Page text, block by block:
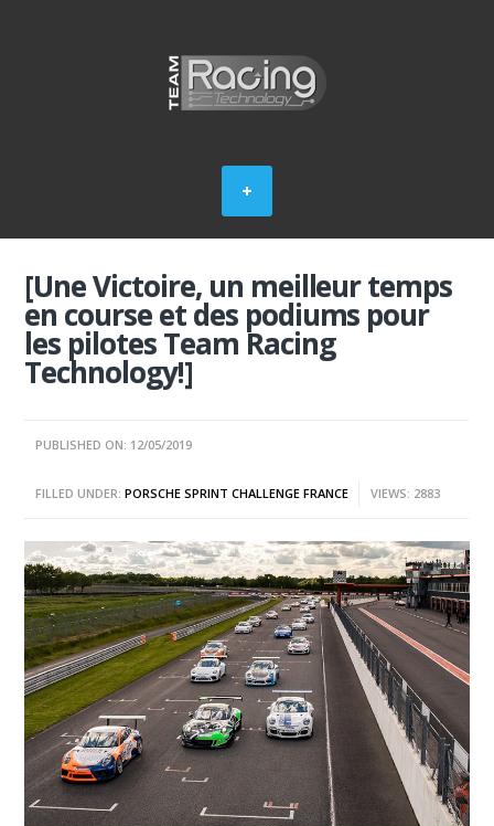
[Une Victoire, un meilleur temps
en course et des podiums pour
les pilotes Team Racing
Technology!]
PUBLISHED ON: 12/05/2019
FILLED UNDER:PORSCHE SPRINT CHALLENGE FRANCE VIEWS: 2883